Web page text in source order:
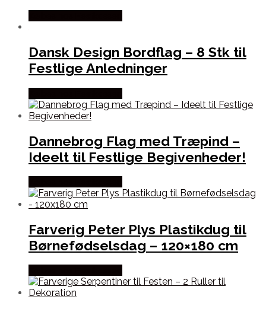
Dansk Design Bordflag – 8 Stk til
Festlige Anledninger
Dannebrog Flag med Træpind –
Ideelt til Festlige Begivenheder!
Farverig Peter Plys Plastikdug til
Børnefødselsdag – 120×180 cm